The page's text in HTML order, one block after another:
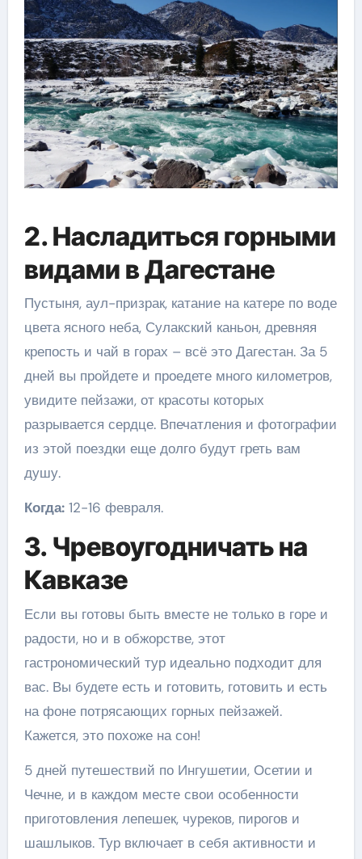
2. Насладиться горными
видами в Дагестане
Пустыня, аул-призрак, катание на катере по воде
цвета ясного неба, Сулакский каньон, древняя
крепость и чай в горах – всё это Дагестан. За 5
дней вы пройдете и проедете много километров,
увидите пейзажи, от красоты которых
разрывается сердце. Впечатления и фотографии
из этой поездки еще долго будут греть вам
душу.
Когда:12-16 февраля.
3. Чревоугодничать на
Кавказе
Если вы готовы быть вместе не только в горе и
радости, но и в обжорстве, этот
гастрономический тур идеально подходит для
вас. Вы будете есть и готовить, готовить и есть
на фоне потрясающих горных пейзажей.
Кажется, это похоже на сон!
5 дней путешествий по Ингушетии, Осетии и
Чечне, и в каждом месте свои особенности
приготовления лепешек, чуреков, пирогов и
шашлыков. Тур включает в себя активности и